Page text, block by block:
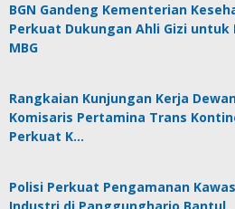
BGN Gandeng Kementerian
Perkuat Dukungan Ahli Gizi untuk
MBG
Rangkaian Kunjungan Kerja
Komisaris Pertamina Trans
Perkuat K…
Polisi Perkuat Pengamanan